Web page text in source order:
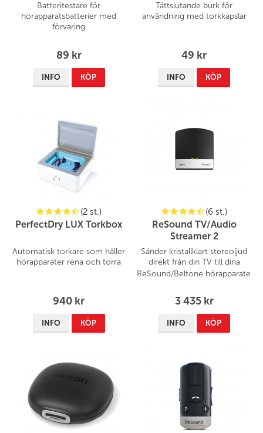
Batteritestare för
hörapparatsbatterier med
förvaring
89 kr
INFO KÖP
Tättslutande burk för
användning med torkkapslar
49 kr
INFO KÖP
(2 st.)
PerfectDry LUX Torkbox
Automatisk torkare som håller
hörapparater rena och torra
940 kr
INFO KÖP
(6 st.)
ReSound TV/Audio
Streamer 2
Sänder kristallklart stereoljud
direkt från din TV till dina
ReSound/Beltone hörapparater
3 435 kr
INFO KÖP